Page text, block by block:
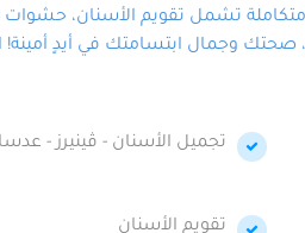
تشمل تقويم الأسنان، حشوات
وجمال ابتسامتك في أيدٍ أمينة!
تجميل الأسنان - ڤينيرز -
تقويم الأسنان